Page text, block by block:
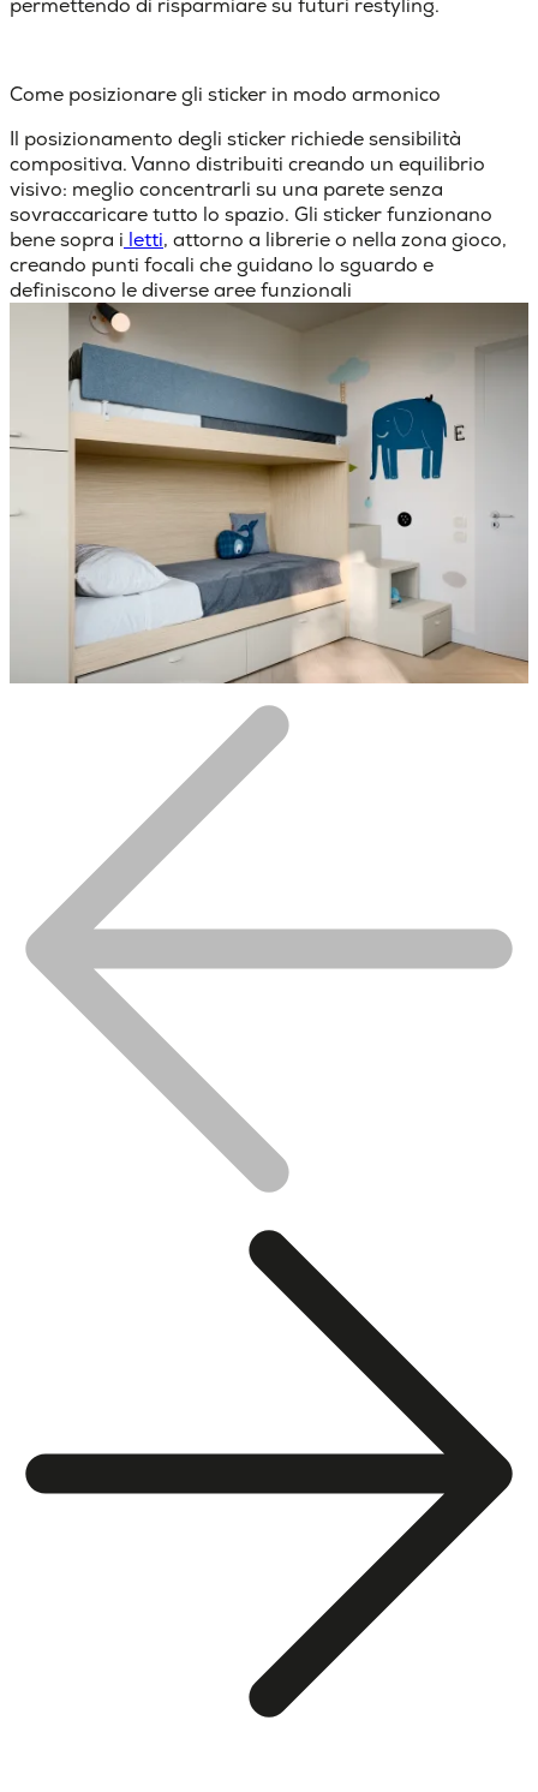
permettendo di risparmiare su futuri restyling.
Come posizionare gli sticker in modo armonico
Il posizionamento degli sticker richiede sensibilità
compositiva. Vanno distribuiti creando un equilibrio
visivo: meglio concentrarli su una parete senza
sovraccaricare tutto lo spazio. Gli sticker funzionano
bene sopra i letti, attorno a librerie o nella zona gioco,
creando punti focali che guidano lo sguardo e
definiscono le diverse aree funzionali